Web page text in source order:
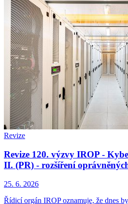
Revize
Revize 120. výzvy IROP -
II. (PR) - rozšíření
25. 6. 2026
Řídicí orgán IROP oznamuje, že dnes